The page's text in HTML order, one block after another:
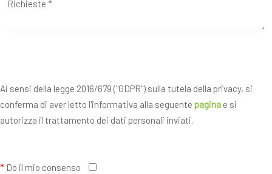
Ai sensi della legge 2016/679 ("GDPR") sulla tutela della privacy, si
conferma di aver letto l'informativa alla seguente pagina e si
autorizza il trattamento dei dati personali inviati.
* Do il mio consenso